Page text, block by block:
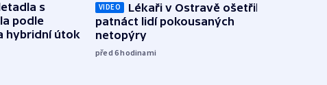
s
podle
hybridní útok
VIDEO
Lékaři v Ostravě ošetřili už
patnáct lidí pokousaných
netopýry
před 6hodinami